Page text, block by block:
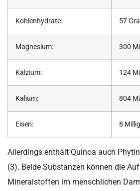
Kohlenhydrate: 57
Magnesium: 300
Kalzium: 124
Kalium: 804
Eisen: 8
Allerdings enthält Quinoa auch
(3). Beide Substanzen können die
Mineralstoffen im menschlichen